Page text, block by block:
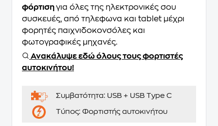
φόρτισηγια όλες της ηλεκτρονικές σου
συσκευές, από τηλεφωνα και tablet μέχρι
φορητές παιχνιδοκονσόλες και
φωτογραφικές μηχανές.
Ανακάλυψε εδώ όλους τους φορτιστές
αυτοκινήτου!
Συμβατότητα: USB + USB Type C
Τύπος: Φορτιστής αυτοκινήτου